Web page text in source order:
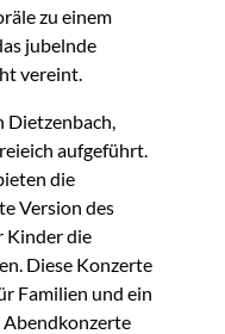
zu einem
jubelnde
vereint.
aufgeführt.
die
Version des
Kinder die
Diese Konzerte
Familien und ein
Abendkonzerte